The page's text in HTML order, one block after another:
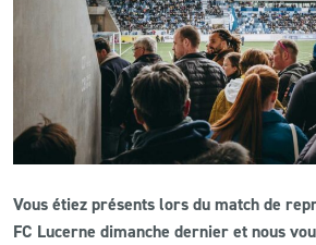
CONTACT
ACTUALITÉS
LS E-SHOP
Vous étiez présents lors du match de
FC Lucerne dimanche dernier et nous